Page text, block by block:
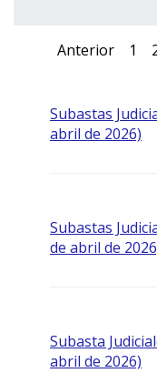
Anterior 1
Subastas
abril de 2026)
Subastas
de abril de
Subasta
abril de 2026)